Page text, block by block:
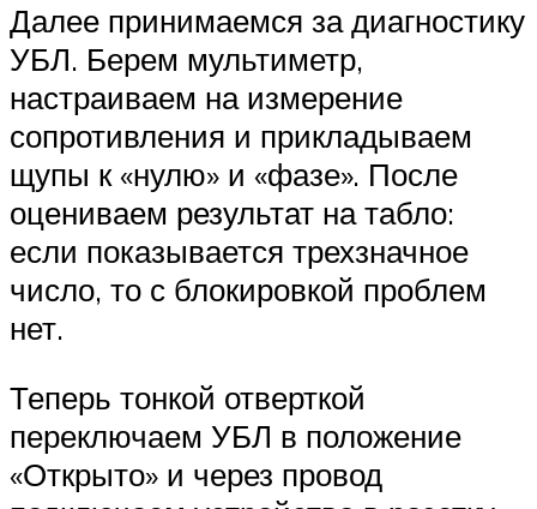
Далее принимаемся за диагностику
УБЛ. Берем мультиметр,
настраиваем на измерение
сопротивления и прикладываем
щупы к «нулю» и «фазе». После
оцениваем результат на табло:
если показывается трехзначное
число, то с блокировкой проблем
нет.
Теперь тонкой отверткой
переключаем УБЛ в положение
«Открыто» и через провод